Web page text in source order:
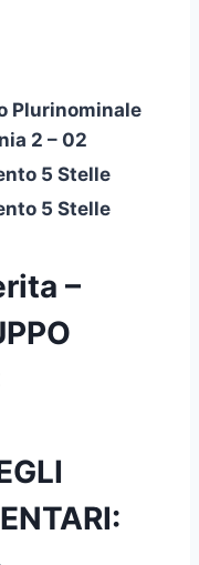
Plurinominale
2 – 02
5 Stelle
5 Stelle
–